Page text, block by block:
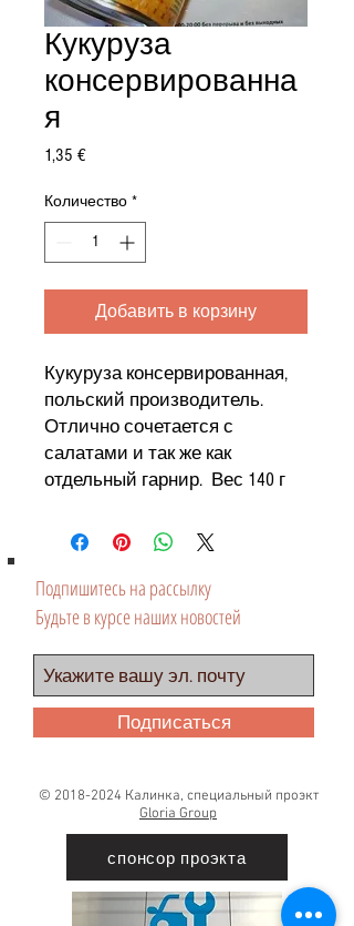
Кукуруза
консервированна
я
1,35 €Цена
Количество *
Добавить в корзину
Кукуруза консервированная,
польский производитель.
Отлично сочетается с
салатами и так же как
отдельный гарнир. Вес 140 г
Подпишитесь на рассылку
Будьте в курсе наших новостей
Подписаться
© 2018-2024 Калинка, специальный проэкт
Gloria Group
спонсор проэкта